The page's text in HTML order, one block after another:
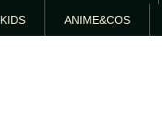
KIDS ANIME&COS